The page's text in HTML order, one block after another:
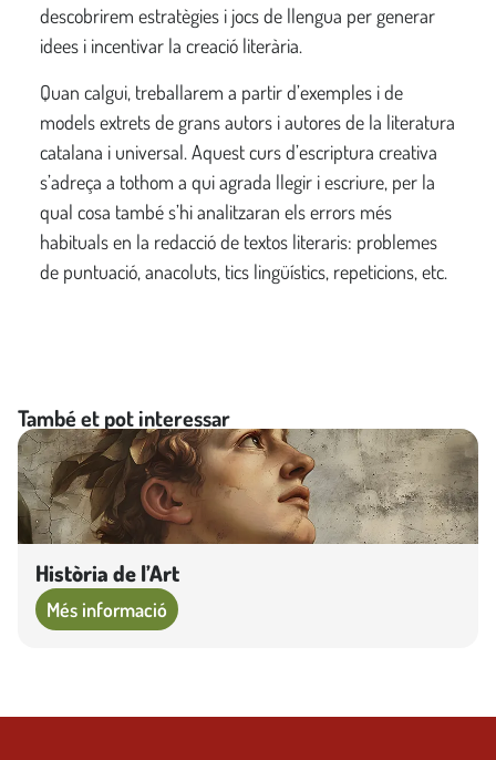
descobrirem estratègies i jocs de llengua per generar
idees i incentivar la creació literària.
Quan calgui, treballarem a partir d’exemples i de
models extrets de grans autors i autores de la literatura
catalana i universal. Aquest curs d’escriptura creativa
s’adreça a tothom a qui agrada llegir i escriure, per la
qual cosa també s’hi analitzaran els errors més
habituals en la redacció de textos literaris: problemes
de puntuació, anacoluts, tics lingüístics, repeticions, etc.
També et pot interessar
Història de l’Art
Més informació